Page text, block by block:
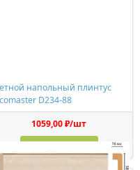
напольный плинтус
D234-88
1059,00 ₽/шт
Купить